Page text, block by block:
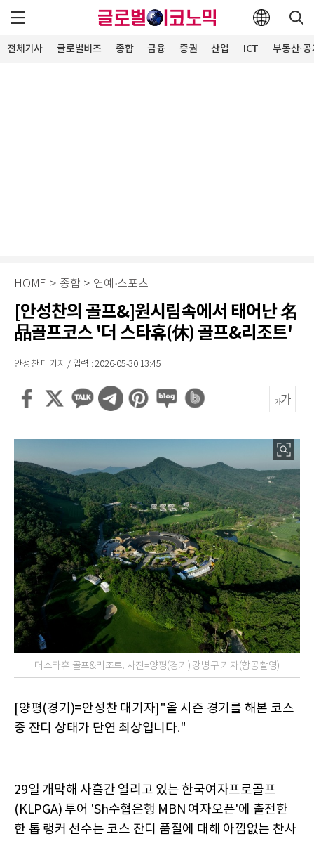
전체기사 글로벌비즈 종합 금융 증권 산업 ICT 부동산·
HOME > 종합 > 연예·스포츠
[안성찬의 골프&]원시림속에서 태어난 名
品골프코스 '더 스타휴(休) 골프&리조트'
안성찬 대기자 / 입력 : 2026-05-30 13:45
더스타휴 골프&리조트. 사진=양평(경기) 강병구 기자(항공촬영)
[양평(경기)=안성찬 대기자]"올 시즌 경기를 해본 코스
중 잔디 상태가 단연 최상입니다."
29일 개막해 사흘간 열리고 있는 한국여자프로골프
(KLPGA) 투어 'Sh수협은행 MBN 여자오픈'에 출전한
한 톱 랭커 선수는 코스 잔디 품질에 대해 아낌없는 찬사